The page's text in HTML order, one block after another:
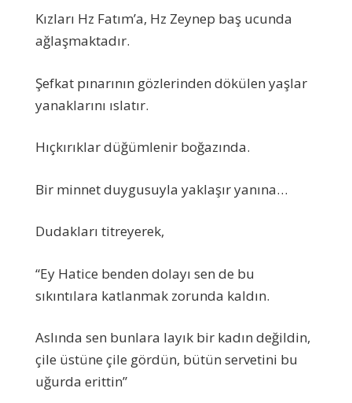
Kızları Hz Fatım’a, Hz Zeynep baş ucunda
ağlaşmaktadır.
Şefkat pınarının gözlerinden dökülen yaşlar
yanaklarını ıslatır.
Hıçkırıklar düğümlenir boğazında.
Bir minnet duygusuyla yaklaşır yanına…
Dudakları titreyerek,
“Ey Hatice benden dolayı sen de bu
sıkıntılara katlanmak zorunda kaldın.
Aslında sen bunlara layık bir kadın değildin,
çile üstüne çile gördün, bütün servetini bu
uğurda erittin”